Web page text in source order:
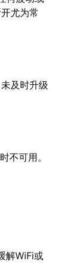
尤为常
及时升级
不可用。
解WiFi或